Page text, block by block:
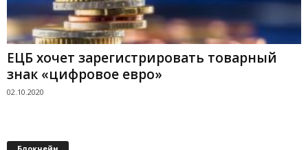
ЕЦБ хочет зарегистрировать товарный
знак «цифровое евро»
02.10.2020